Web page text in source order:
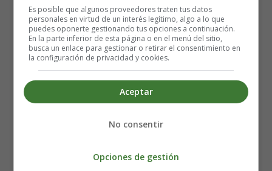
250 gramos de margarina
3 tazas de azúcar glass
6 huevos
4 cucharaditas de levadura en polvo
1 cucharadita de esencia de vainilla
1 taza de nueces picadas
Es posible que algunos proveedores traten tus datos
personales en virtud de un interés legítimo, algo a lo que
puedes oponerte gestionando tus opciones a continuación.
En la parte inferior de esta página o en el menú del sitio,
busca un enlace para gestionar o retirar el consentimiento en
la configuración de privacidad y cookies.
Aceptar
No consentir
Opciones de gestión